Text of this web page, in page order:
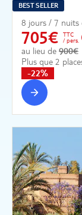
BEST SELLER
8 jours / 7 nuits
705€
TTC
/ pers.
au lieu de 900€
Plus que 2
-22%